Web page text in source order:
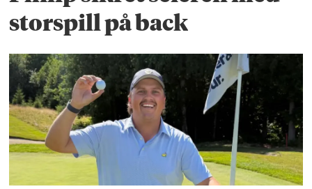
storspill på back